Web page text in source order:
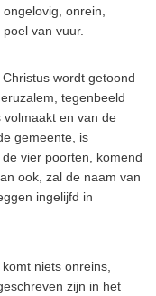
onrein,
van vuur.
wordt getoond
tegenbeeld
volmaakt en van de
gemeente, is
vier poorten, komend
ook, zal de naam van
ingelijfd in
niets onreins,
zijn in het